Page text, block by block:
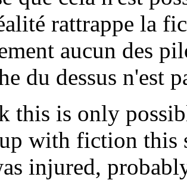
rattrappe la
aucun des
du dessus n'est
this is only
with fiction this
injured,